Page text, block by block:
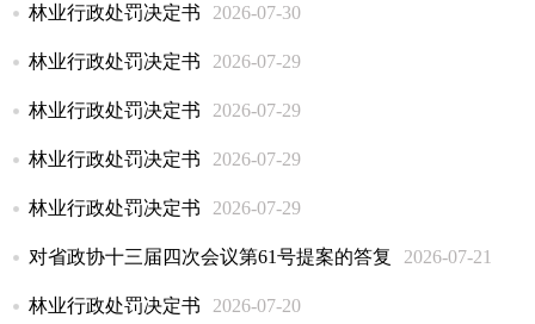
林业行政处罚决定书 2026-07-30
林业行政处罚决定书 2026-07-29
林业行政处罚决定书 2026-07-29
林业行政处罚决定书 2026-07-29
林业行政处罚决定书 2026-07-29
对省政协十三届四次会议第61号提案的答复 2026-07-21
林业行政处罚决定书 2026-07-20